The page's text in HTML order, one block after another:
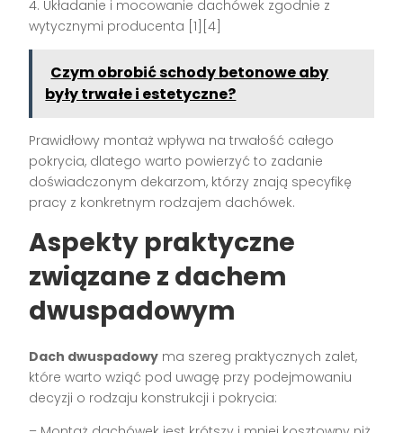
4. Układanie i mocowanie dachówek zgodnie z
wytycznymi producenta [1][4]
Czym obrobić schody betonowe aby
były trwałe i estetyczne?
Prawidłowy montaż wpływa na trwałość całego
pokrycia, dlatego warto powierzyć to zadanie
doświadczonym dekarzom, którzy znają specyfikę
pracy z konkretnym rodzajem dachówek.
Aspekty praktyczne
związane z dachem
dwuspadowym
Dach dwuspadowy ma szereg praktycznych zalet,
które warto wziąć pod uwagę przy podejmowaniu
decyzji o rodzaju konstrukcji i pokrycia: